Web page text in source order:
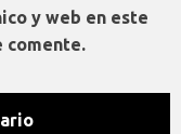
y web en este
comente.